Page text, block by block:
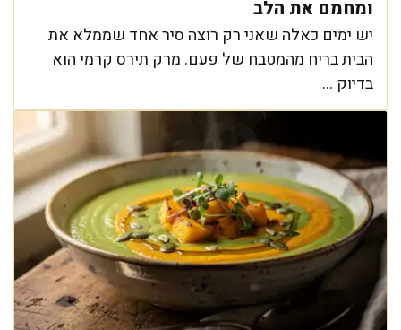
ומחמם את הלב
יש ימים כאלה שאני רק רוצה סיר אחד שממלא את
הבית בריח מהמטבח של פעם. מרק תירס קרמי הוא
בדיוק ...